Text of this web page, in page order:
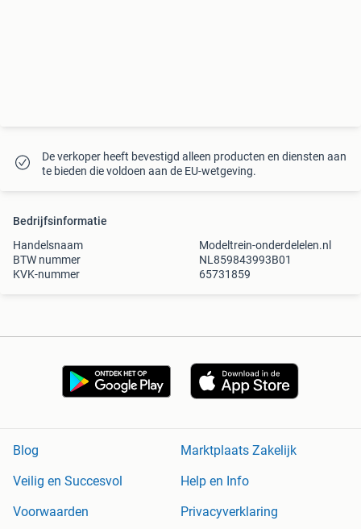
De verkoper heeft bevestigd alleen producten en diensten aan
te bieden die voldoen aan de EU-wetgeving.
Bedrijfsinformatie
Handelsnaam
Modeltrein-onderdelelen.nl
BTW nummer
NL859843993B01
KVK-nummer
65731859
Blog
Marktplaats Zakelijk
Veilig en Succesvol
Help en Info
Voorwaarden
Privacyverklaring